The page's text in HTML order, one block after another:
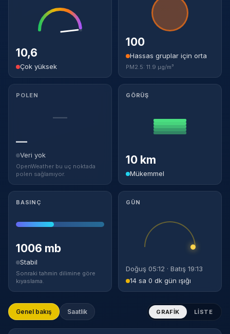
10,6
Çok yüksek
100
Hassas gruplar için orta
PM2.5: 11.9 µg/m³
POLEN
—
—
Veri yok
OpenWeather bu uç noktada
polen sağlamıyor.
GÖRÜŞ
10 km
Mükemmel
BASINÇ
1006 mb
Stabil
Sonraki tahmin dilimine göre
kıyaslama.
GÜN
Doğuş 05:12 · Batış 19:13
14 sa 0 dk gün ışığı
Genel bakış Saatlik GRAFIK LISTE